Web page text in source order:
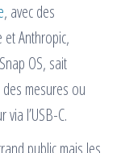
, avec des
et Anthropic,
OS, sait
mesures ou
l’USB-C.